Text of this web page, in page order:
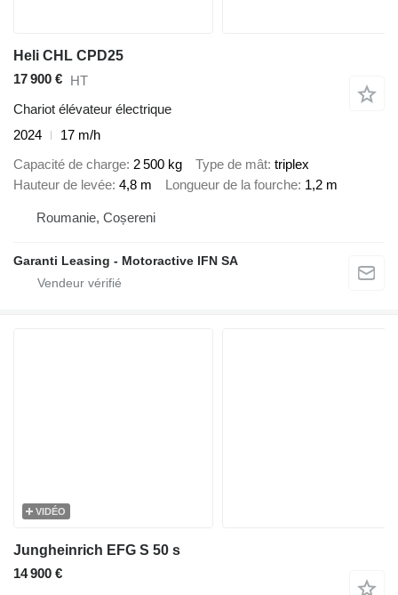
Heli CHL CPD25
17 900 € HT
Chariot élévateur électrique
2024
17 m/h
Capacité de charge 2 500 kg Type de mât triplex
Hauteur de levée 4,8 m Longueur de la fourche 1,2 m
Roumanie, Coșereni
Garanti Leasing - Motoractive IFN SA
VIDÉO
Jungheinrich EFG S 50 s
14 900 €